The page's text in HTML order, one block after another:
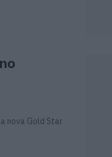
nova Gold Star